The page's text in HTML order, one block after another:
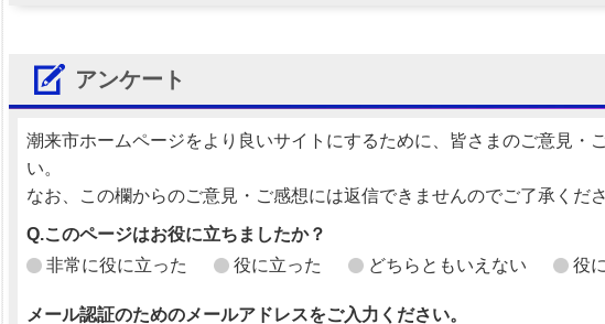
アンケート
潮来市ホームページをより良いサイトにするために、皆さまのご意見・
い。
なお、この欄からのご意見・ご感想には返信できませんのでご了承くださ
Q.このページはお役に立ちましたか？
非常に役に立った
役に立った どちらともいえない 役
メール認証のためのメールアドレスをご入力ください。